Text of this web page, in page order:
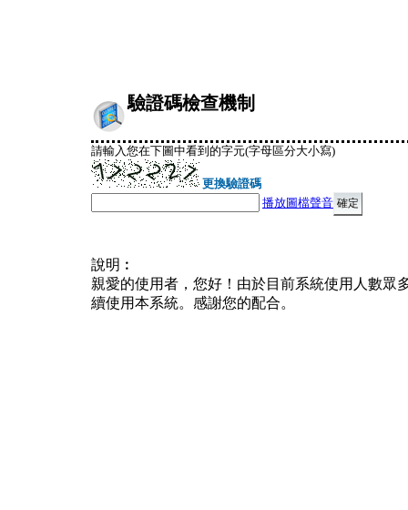
驗證碼檢查機制
請輸入您在下圖中看到的字元(字母區分大小寫)
更換驗證碼
播放圖檔聲音
說明︰
親愛的使用者，您好！由於目前系統使用人數眾
續使用本系統。感謝您的配合。